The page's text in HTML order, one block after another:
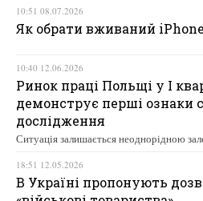
10:51 08.07.2026
Як обрати вживаний
10:40 12.06.2026
Ринок праці Польщі у І
демонструє перші ознаки
дослідження
Ситуація залишається неоднорідною
18:51 12.05.2026
В Україні пропонують